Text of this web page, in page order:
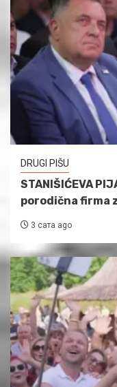
DRUGI PIŠU
STANIŠIĆEVA
porodična firma
3 сата ago